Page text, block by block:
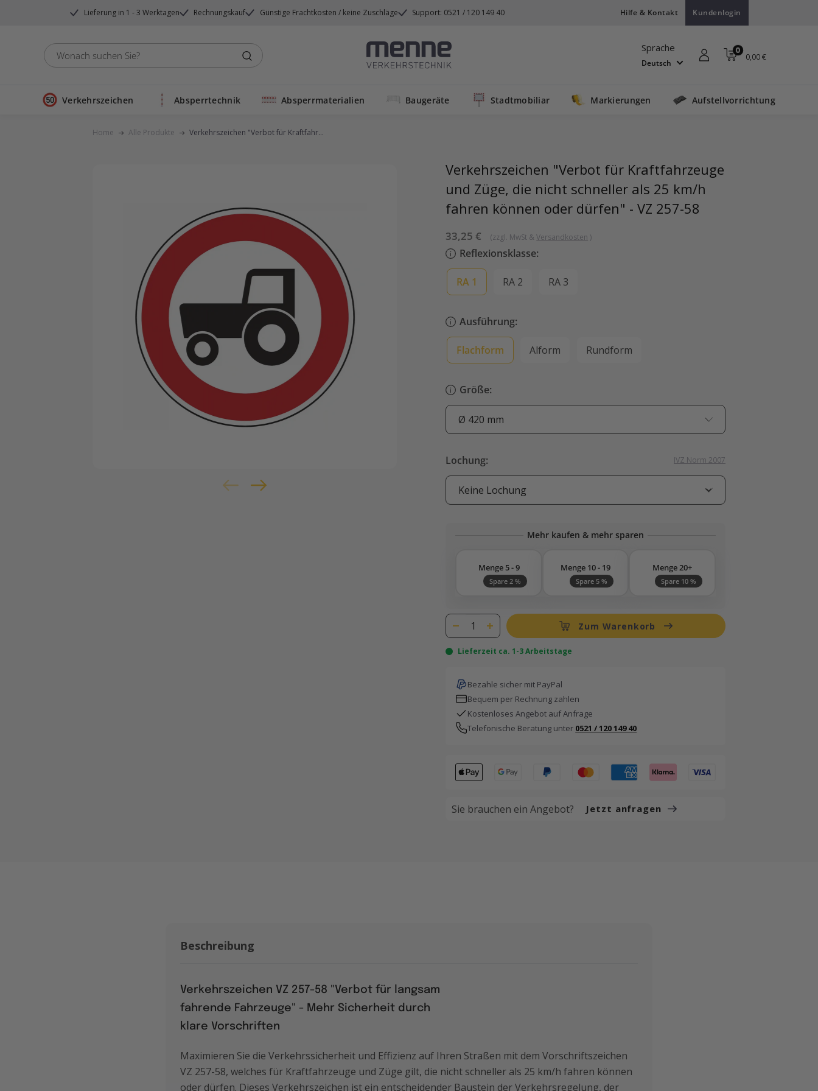
Lieferung in 1 - 3 Werktagen Rechnungskauf Günstige Frachtkosten / keine Zuschläge Support: 0521 / 120 149 40 Hilfe & Kontakt Kundenlogin
Menne
Verkehrstechnik
Sprache
Deutsch
0
0,00 €
Verkehrszeichen Absperrtechnik Absperrmaterialien Baugeräte Stadtmobiliar Markierungen Aufstellvorrichtung
Home Alle Produkte Verkehrszeichen "Verbot für Kraftfahr...
Verkehrszeichen "Verbot für Kraftfahrzeuge
und Züge, die nicht schneller als 25 km/h
fahren können oder dürfen" - VZ 257-58
Sonderpreis
33,25 € (zzgl. MwSt &Versandkosten )
Reflexionsklasse:
RA 1 RA 2 RA 3
Ausführung:
Flachform Alform Rundform
Größe:
Lochung: IVZ Norm 2007
Mehr kaufen & mehr sparen
Menge 5 - 9
Spare 2 %
Menge 10 - 19
Spare 5 %
Menge 20+
Spare 10 %
Zum Warenkorb
Lieferzeit ca. 1-3 Arbeitstage
Bezahle sicher mit PayPal
Bequem per Rechnung zahlen
Kostenloses Angebot auf Anfrage
Telefonische Beratung unter 0521 / 120 149 40
Sie brauchen ein Angebot? Jetzt anfragen
Beschreibung
Verkehrszeichen VZ 257-58 "Verbot für langsam
fahrende Fahrzeuge" - Mehr Sicherheit durch
klare Vorschriften
Maximieren Sie die Verkehrssicherheit und Effizienz auf Ihren Straßen mit dem Vorschriftszeichen
VZ 257-58, welches für Kraftfahrzeuge und Züge gilt, die nicht schneller als 25 km/h fahren können
oder dürfen. Dieses Verkehrszeichen ist ein entscheidender Baustein der Verkehrsregelung, der